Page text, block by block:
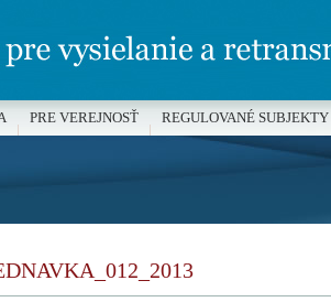
PRE VEREJNOSŤ REGULOVANÉ SUBJEKTY